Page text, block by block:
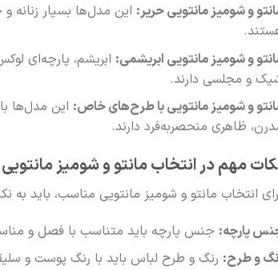
و شومیز مانتویی حریر: این مدل‌ها بسیار
و شومیز مانتویی ابریشمی: ابریشم، پارچه‌ای
و مجلسی دارند.
و شومیز مانتویی با طرح‌های خاص: این مدل‌ها
ظاهری منحصربه‌فرد دارند.
مهم در انتخاب مانتو و شومیز مانتویی
انتخاب مانتو و شومیز مانتویی مناسب، باید به
پارچه: جنس پارچه باید متناسب با فصل و
و طرح: رنگ و طرح لباس باید با رنگ پوست و